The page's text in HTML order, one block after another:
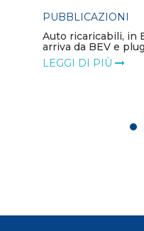
PUBBLICAZIONI
Auto ricaricabili, in
arriva da BEV e
LEGGI DI PIÙ